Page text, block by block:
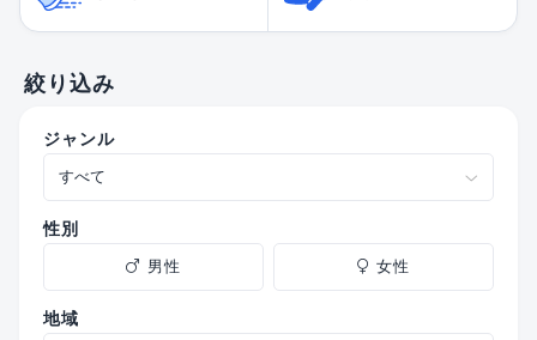
絞り込み
ジャンル
性別
男性 女性
地域